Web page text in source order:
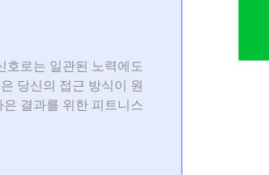
호로는 일관된 노력에도
당신의 접근 방식이 원
결과를 위한 피트니스